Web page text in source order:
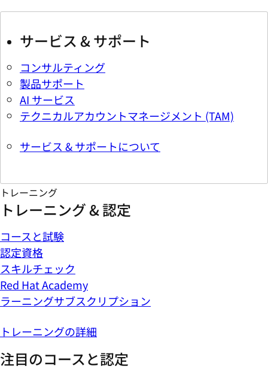
サービス & サポート
コンサルティング
製品サポート
AI サービス
テクニカルアカウントマネージメント (TAM)
サービス & サポートについて
トレーニング
トレーニング & 認定
コースと試験
認定資格
スキルチェック
Red Hat Academy
ラーニングサブスクリプション
トレーニングの詳細
注目のコースと認定